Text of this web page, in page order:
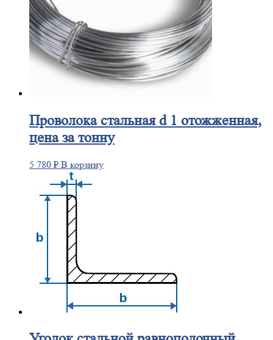
Проволокастальная d 1 отожженная,
цена за тонну
5 780 ₽ В корзину